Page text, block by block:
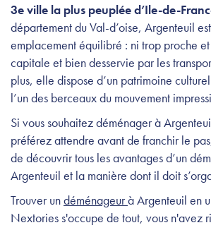
3e ville la plus peuplée d’Ile-de-
département du Val-d’oise, Argenteuil
emplacement équilibré : ni trop proche
capitale et bien desservie par les
plus, elle dispose d’un patrimoine
l’un des berceaux du mouvement
Si vous souhaitez déménager à
préférez attendre avant de franchir le
de découvrir tous les avantages d’un
Argenteuil et la manière dont il doit
Trouver undéménageurà Argenteuil en
Nextories s'occupe de tout, vous n'avez